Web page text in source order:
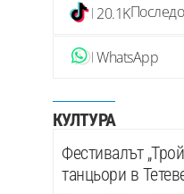
20.1K
WhatsApp
КУЛТУРА
Фестивалът
танцьори в